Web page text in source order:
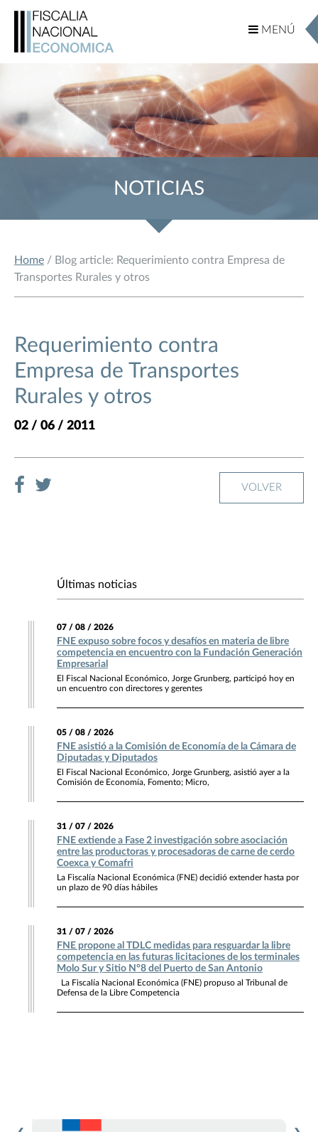
MENÚ
MENÚ
NOTICIAS
Home / Blog article: Requerimiento contra Empresa de
Transportes Rurales y otros
Requerimiento contra
Empresa de Transportes
Rurales y otros
02 / 06 / 2011
VOLVER
Últimas noticias
07 / 08 / 2026
FNE expuso sobre focos y desafíos en materia de libre
competencia en encuentro con la Fundación Generación
Empresarial
El Fiscal Nacional Económico, Jorge Grunberg, participó hoy en
un encuentro con directores y gerentes
05 / 08 / 2026
FNE asistió a la Comisión de Economía de la Cámara de
Diputadas y Diputados
El Fiscal Nacional Económico, Jorge Grunberg, asistió ayer a la
Comisión de Economía, Fomento; Micro,
31 / 07 / 2026
FNE extiende a Fase 2 investigación sobre asociación
entre las productoras y procesadoras de carne de cerdo
Coexca y Comafri
La Fiscalía Nacional Económica (FNE) decidió extender hasta por
un plazo de 90 días hábiles
31 / 07 / 2026
FNE propone al TDLC medidas para resguardar la libre
competencia en las futuras licitaciones de los terminales
Molo Sur y Sitio N°8 del Puerto de San Antonio
La Fiscalía Nacional Económica (FNE) propuso al Tribunal de
Defensa de la Libre Competencia